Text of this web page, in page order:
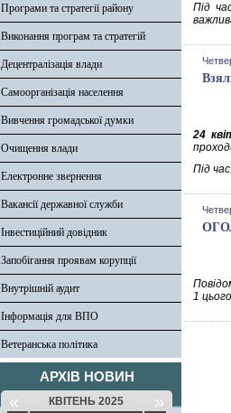
Програми та стратегії району
Виконання програм та стратегій
Децентралізація влади
Самоорганізація населення
Вивчення громадської думки
Очищення влади
Електронне звернення
Вакансії державної служби
Інвестиційний довідник
Запобігання проявам корупції
Внутрішній аудит
Інформація для ВПО
Ветеранська політика
АРХІВ НОВИН
« КВІТЕНЬ 2025 »
Під
24
Під
1